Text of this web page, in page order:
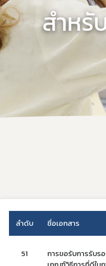
สำหรั
ลำดับ ชื่อเอกสาร
51
การขอรับการรับร